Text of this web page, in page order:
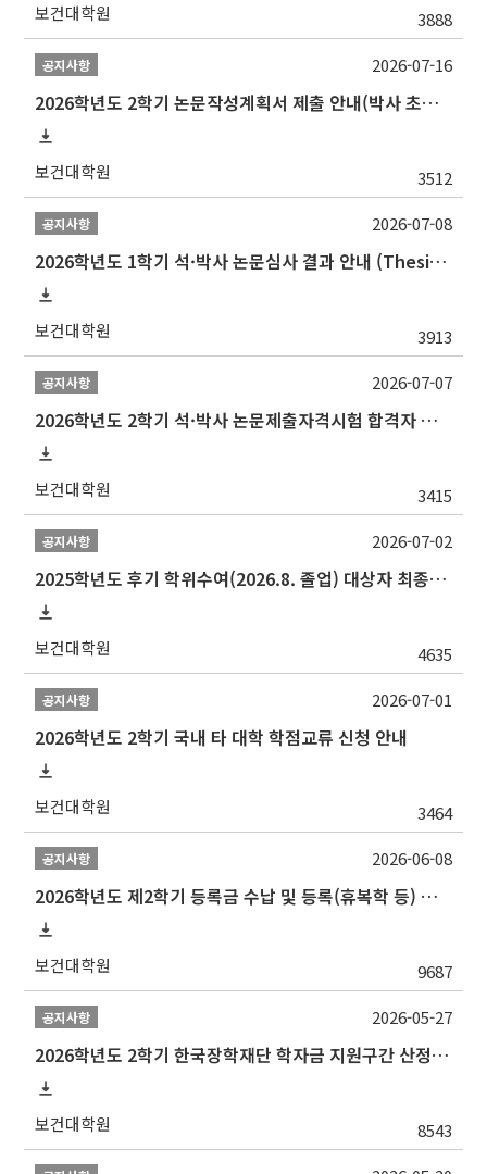
보건대학원 3888
공지사항
2026학년도 2학기 논문작성계획서 제출 안내(박사 초심 일정 포함)_Thesis Proposal
보건대학원 3512
2026-07-16
공지사항
2026학년도 1학기 석·박사 논문심사 결과 안내 (Thesis Defense Result)
보건대학원 3913
2026-07-08
공지사항
2026학년도 2학기 석·박사 논문제출자격시험 합격자 공고(TSQ Exam Result)
보건대학원 3415
2026-07-07
공지사항
2025학년도 후기 학위수여(2026.8. 졸업) 대상자 최종인준 논문 제출 안내
보건대학원 4635
2026-07-02
공지사항
2026학년도 2학기 국내 타 대학 학점교류 신청 안내
보건대학원 3464
2026-07-01
공지사항
2026학년도 제2학기 등록금 수납 및 등록(휴복학 등) 일정 안내
보건대학원 9687
2026-06-08
공지사항
2026학년도 2학기 한국장학재단 학자금 지원구간 산정 신청 안내
보건대학원 8543
2026-05-27